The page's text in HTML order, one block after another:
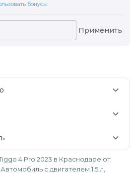
бонусы
Применить
keyboard_arrow_down
keyboard_arrow_down
keyboard_arrow_down
4 Pro 2023 в Краснодаре от
с двигателем 1.5 л,